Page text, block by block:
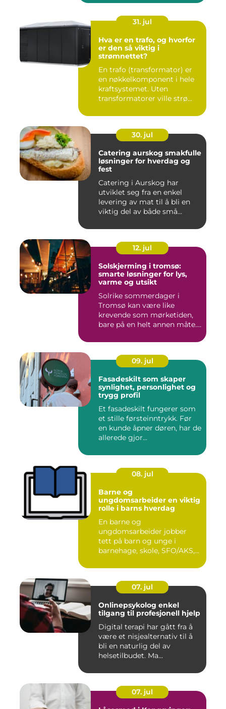
31. jul
Hva er en trafo, og hvorfor
er den så viktig i
strømnettet?
En trafo (transformator) er
en nøkkelkomponent i hele
kraftsystemet. Uten
transformatorer ville strø...
30. jul
Catering aurskog smakfulle
løsninger for hverdag og
fest
Catering i Aurskog har
utviklet seg fra en enkel
levering av mat til å bli en
viktig del av både små...
12. jul
Solskjerming i tromsø:
smarte løsninger for lys,
varme og utsikt
Solrike sommerdager i
Tromsø kan være like
krevende som mørketiden,
bare på en helt annen måte.
09. jul
Fasadeskilt som skaper
synlighet, personlighet og
trygg profil
Et fasadeskilt fungerer som
et stille førsteinntrykk. Før
en kunde åpner døren, har de
allerede gjor...
08. jul
Barne og
ungdomsarbeider en viktig
rolle i barns hverdag
En barne og
ungdomsarbeider jobber
tett på barn og unge i
barnehage, skole, SFO/AKS,
07. jul
Onlinepsykolog enkel
tilgang til profesjonell hjelp
Digital terapi har gått fra å
være et nisjealternativ til å
bli en naturlig del av
helsetilbudet. Ma...
07. jul